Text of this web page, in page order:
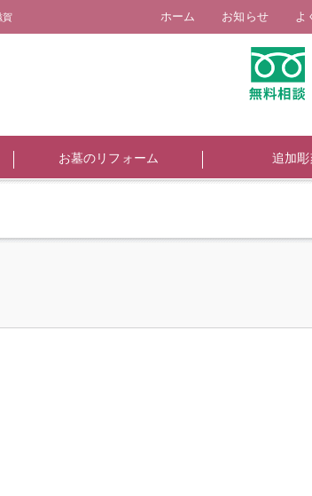
賀 ホーム お知らせ よ
お墓のリフォーム 追加彫